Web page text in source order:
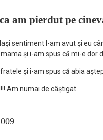
am pierdut pe
sentiment l-am avut și eu
și i-am spus că mi-e dor
și i-am spus că abia
Am numai de câștigat.